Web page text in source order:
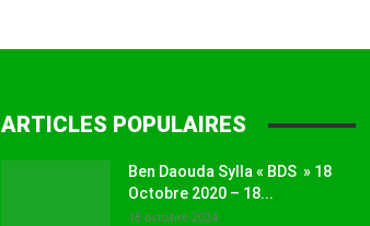
source
ARTICLES POPULAIRES
Ben Daouda Sylla « BDS » 18
Octobre 2020 – 18...
18 octobre 2024